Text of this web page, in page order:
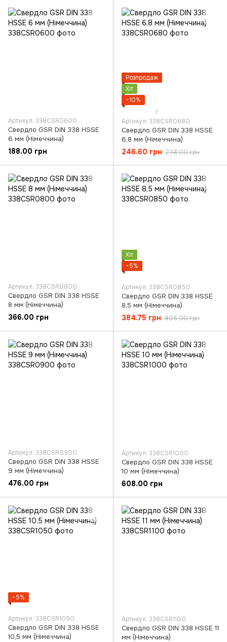
Артикул: 338CSR0600
Свердло GSR DIN 338 HSSE
6 мм (Німеччина)
188.00 грн
Розпродаж
Хіт
−10%
1
Артикул: 338CSR0680
Свердло GSR DIN 338 HSSE
6,8 мм (Німеччина)
246.60 грн 274.00 грн
Артикул: 338CSR0800
Свердло GSR DIN 338 HSSE
8 мм (Німеччина)
366.00 грн
Хіт
−5%
Артикул: 338CSR0850
Свердло GSR DIN 338 HSSE
8,5 мм (Німеччина)
384.75 грн 405.00 грн
Артикул: 338CSR0900
Свердло GSR DIN 338 HSSE
9 мм (Німеччина)
476.00 грн
Артикул: 338CSR1000
Свердло GSR DIN 338 HSSE
10 мм (Німеччина)
608.00 грн
−5%
Артикул: 338CSR1050
Свердло GSR DIN 338 HSSE
10,5 мм (Німеччина)
Артикул: 338CSR1100
Свердло GSR DIN 338 HSSE 11
мм (Німеччина)